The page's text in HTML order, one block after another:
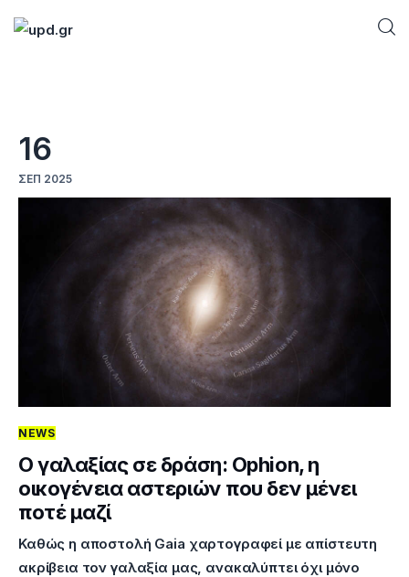
Games
Futuring
AI news
How To
16
ΣΕΠ 2025
NEWS
Ο γαλαξίας σε δράση: Ophion, η
οικογένεια αστεριών που δεν μένει
ποτέ μαζί
Καθώς η αποστολή Gaia χαρτογραφεί με απίστευτη
ακρίβεια τον γαλαξία μας, ανακαλύπτει όχι μόνο